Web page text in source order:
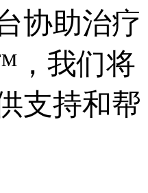
协助治疗
我们将
支持和帮